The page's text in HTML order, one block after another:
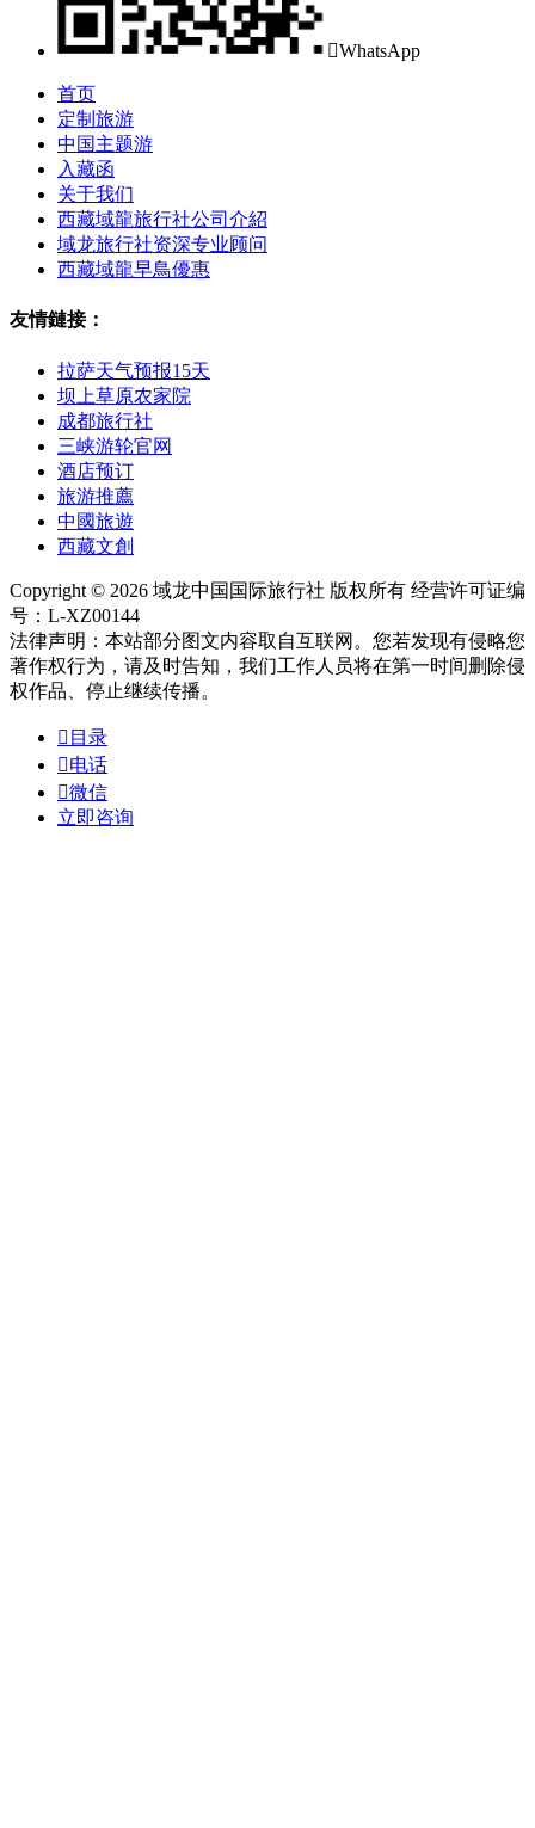
WhatsApp
首页
定制旅游
中国主题游
入藏函
关于我们
西藏域龍旅行社公司介紹
域龙旅行社资深专业顾问
西藏域龍早鳥優惠
友情鏈接：
拉萨天气预报15天
坝上草原农家院
成都旅行社
三峡游轮官网
酒店预订
旅游推薦
中國旅遊
西藏文創
Copyright © 2026 域龙中国国际旅行社 版权所有 经营许可证编
号：L-XZ00144
法律声明：本站部分图文内容取自互联网。您若发现有侵略您
著作权行为，请及时告知，我们工作人员将在第一时间删除侵
权作品、停止继续传播。
 目录
电话
微信
立即咨询